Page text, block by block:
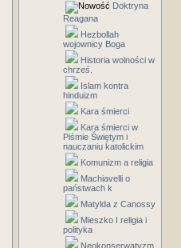
Doktryna
Reagana
Hezbollah
wojownicy Boga
Historia wolności w
chrześ.
Islam kontra
hinduizm
Kara śmierci
Kara śmierci w
Piśmie Świętym i
nauczaniu katolickim
Komunizm a religia
Machiavelli o
państwach k
Matylda z Canossy
Mieszko I religia i
polityka
Neokonserwatyzm